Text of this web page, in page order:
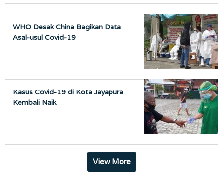
WHO Desak China Bagikan Data
Asal-usul Covid-19
Kasus Covid-19 di Kota Jayapura
Kembali Naik
View More